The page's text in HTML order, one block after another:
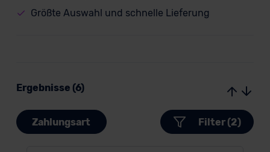
Größte Auswahl und schnelle Lieferung
Ergebnisse (6)
Zahlungsart Filter (2)